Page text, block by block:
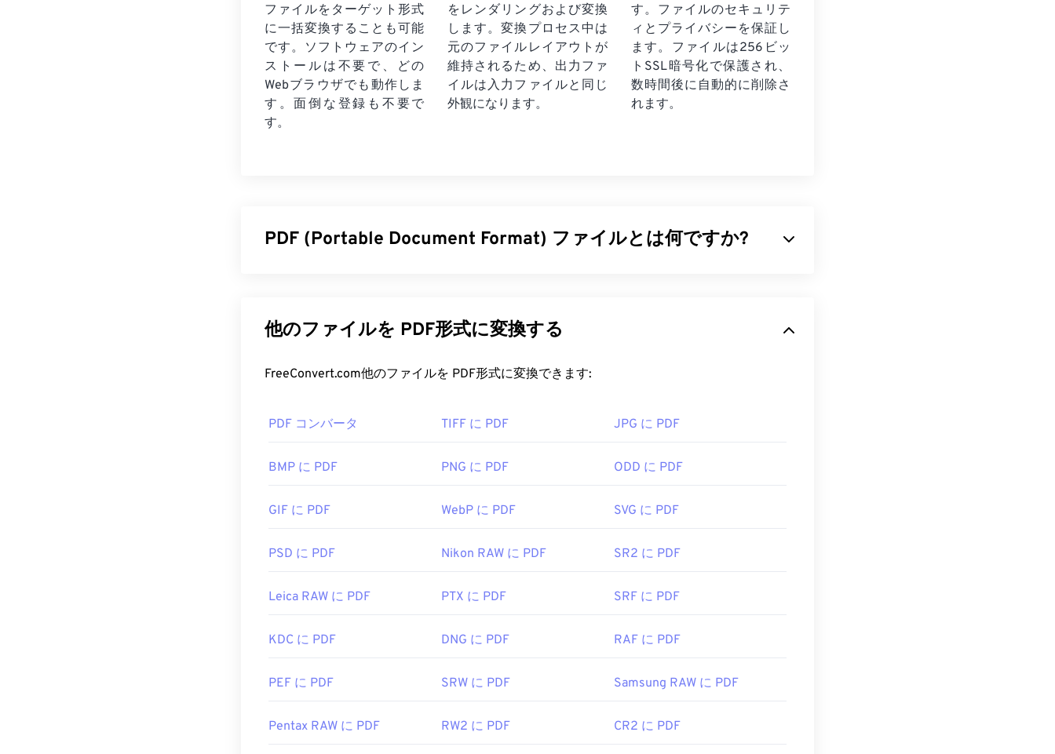
ファイルをターゲット形式
に一括変換することも可能
です。ソフトウェアのイン
ストールは不要で、どの
Webブラウザでも動作しま
す。面倒な登録も不要で
す。
をレンダリングおよび変換
します。変換プロセス中は
元のファイルレイアウトが
維持されるため、出力ファ
イルは入力ファイルと同じ
外観になります。
す。ファイルのセキュリテ
ィとプライバシーを保証し
ます。ファイルは256ビッ
トSSL暗号化で保護され、
数時間後に自動的に削除さ
れます。
PDF (Portable Document Format) ファイルとは何ですか?
PDFが広く普及している理由は、元の文書の書式を維持できることです。PDFファイルは、ど
のデバイスやオペレーティングシステムでも常に同じ外観を保ちます。
PDF ファイルを開くにはどうすればいいですか?
す。AdobeはPDF標準を開発し、そのプログラムは間違いなく最も 人気のある無料PDFリーダ
い機能がたくさん含まれていて、やや肥大化したプログラムだと感じています。
す。アドオンや拡張機能が必要かどうかは別として、オンライン上のPDFリンクをクリックし
欲しい場合は、
MuPDFを強くお勧めします。どちらも無料です。
初回リリース: 1993年6月15日
役立つリンク:
https://acrobat.adobe.com/us/en/why-adobe/about-adobe-pdf.html
他のファイルを PDF形式に変換する
FreeConvert.com他のファイルを PDF形式に変換できます:
PDF コンバータ TIFF に PDF JPG に PDF
BMP に PDF PNG に PDF ODD に PDF
GIF に PDF WebP に PDF SVG に PDF
PSD に PDF Nikon RAW に PDF SR2 に PDF
Leica RAW に PDF PTX に PDF SRF に PDF
KDC に PDF DNG に PDF RAF に PDF
PEF に PDF SRW に PDF Samsung RAW に PDF
Pentax RAW に PDF RW2 に PDF CR2 に PDF